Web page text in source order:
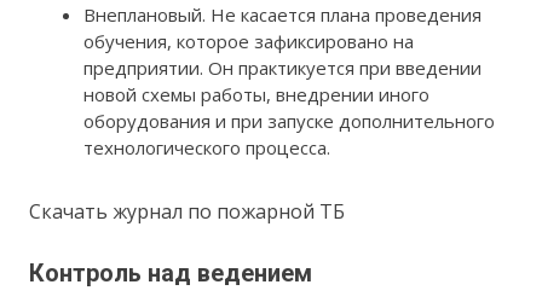
Внеплановый. Не касается плана проведения
обучения, которое зафиксировано на
предприятии. Он практикуется при введении
новой схемы работы, внедрении иного
оборудования и при запуске дополнительного
технологического процесса.
Скачать журнал по пожарной ТБ
Контроль над ведением